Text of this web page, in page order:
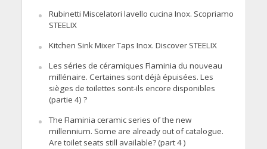
Rubinetti Miscelatori lavello cucina Inox. Scopriamo
STEELIX
Kitchen Sink Mixer Taps Inox. Discover STEELIX
Les séries de céramiques Flaminia du nouveau
millénaire. Certaines sont déjà épuisées. Les
sièges de toilettes sont-ils encore disponibles
(partie 4) ?
The Flaminia ceramic series of the new
millennium. Some are already out of catalogue.
Are toilet seats still available? (part 4 )